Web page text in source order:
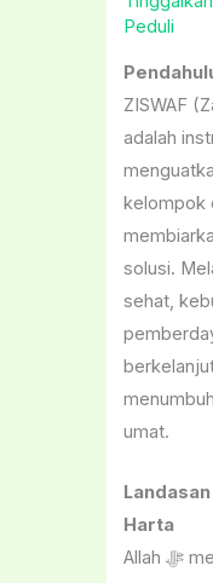
Peduli
ZISWAF
adalah
kelompok
solusi.
sehat,
umat.
Harta
Allah ﷻ menegaskan agar harta tidak hanya